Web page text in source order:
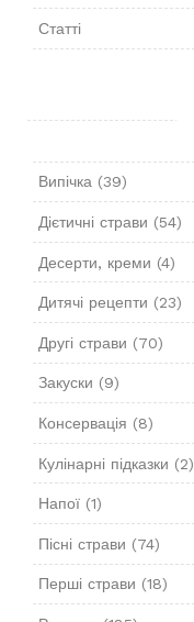
Статті
Випічка(39)
Дієтичні страви (54)
Десерти, креми (4)
Дитячі рецепти (23)
Другі страви (70)
Закуски (9)
Консервація (8)
Кулінарні підказки (2)
Напої(1)
Пісні страви (74)
Перші страви (18)